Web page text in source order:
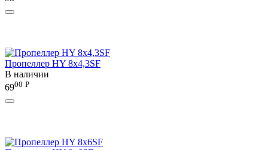
Пропеллер HY 8x4,3SF
В наличии
6900 Р